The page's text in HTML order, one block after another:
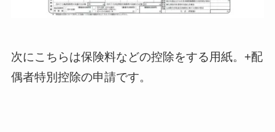
次にこちらは保険料などの控除をする用紙。+配
偶者特別控除の申請です。